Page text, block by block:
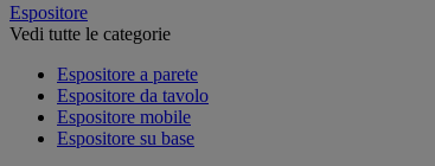
Espositore
Vedi tutte le categorie
Espositore a parete
Espositore da tavolo
Espositore mobile
Espositore su base